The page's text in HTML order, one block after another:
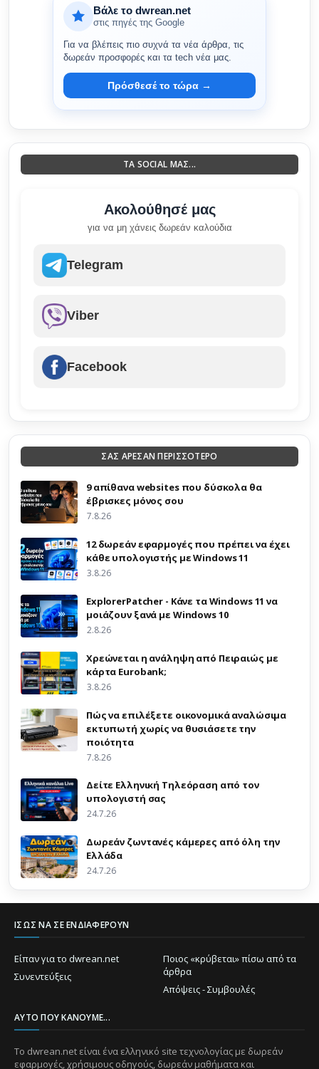
Βάλε το dwrean.net
στις πηγές της Google
Για να βλέπεις πιο συχνά τα νέα άρθρα, τις
δωρεάν προσφορές και τα tech νέα μας.
Πρόσθεσέ το τώρα →
ΤΑ SOCIAL ΜΑΣ...
Ακολούθησέ μας
για να μη χάνεις δωρεάν καλούδια
Telegram
Viber
Facebook
ΣΑΣ ΑΡΕΣΑΝ ΠΕΡΙΣΣΟΤΕΡΟ
9 απίθανα websites που δύσκολα θα
έβρισκες μόνος σου
7.8.26
12 δωρεάν εφαρμογές που πρέπει να έχει
κάθε υπολογιστής με Windows 11
3.8.26
ExplorerPatcher - Κάνε τα Windows 11 να
μοιάζουν ξανά με Windows 10
2.8.26
Χρεώνεται η ανάληψη από Πειραιώς με
κάρτα Eurobank;
3.8.26
Πώς να επιλέξετε οικονομικά αναλώσιμα
εκτυπωτή χωρίς να θυσιάσετε την
ποιότητα
7.8.26
Δείτε Ελληνική Τηλεόραση από τον
υπολογιστή σας
24.7.26
Δωρεάν ζωντανές κάμερες από όλη την
Ελλάδα
24.7.26
ΊΣΩΣ ΝΑ ΣΕ ΕΝΔΙΑΦΈΡΟΥΝ
Είπαν για το dwrean.net
Ποιος «κρύβεται» πίσω από τα
άρθρα
Συνεντεύξεις
Απόψεις - Συμβουλές
ΑΥΤΌ ΠΟΥ ΚΆΝΟΥΜΕ...
Το dwrean.net είναι ένα ελληνικό site τεχνολογίας με δωρεάν
εφαρμογές, χρήσιμους οδηγούς, δωρεάν μαθήματα και